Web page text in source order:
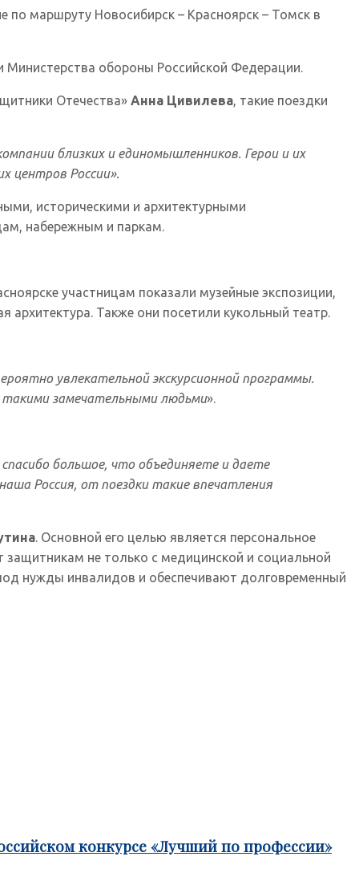
по маршруту Новосибирск – Красноярск – Томск в
обороны Российской Федерации.
Отечества» Анна Цивилева, такие поездки
близких и единомышленников. Герои и их
центров России».
историческими и архитектурными
набережным и паркам.
участницам показали музейные экспозиции,
архитектура. Также они посетили кукольный театр.
увлекательной экскурсионной программы.
такими замечательными людьми».
большое, что объединяете и даете
Россия, от поездки такие впечатления
. Основной его целью является персональное
не только с медицинской и социальной
нужды инвалидов и обеспечивают долговременный
конкурсе «Лучший по профессии»